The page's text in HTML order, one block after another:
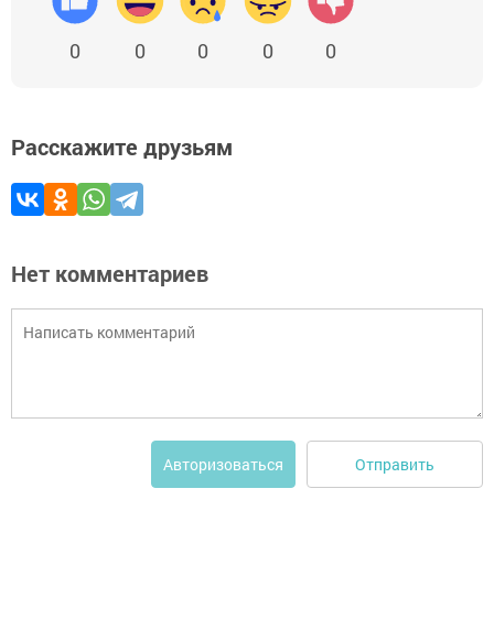
0 0 0 0 0
Расскажите друзьям
Нет комментариев
Авторизоваться Отправить